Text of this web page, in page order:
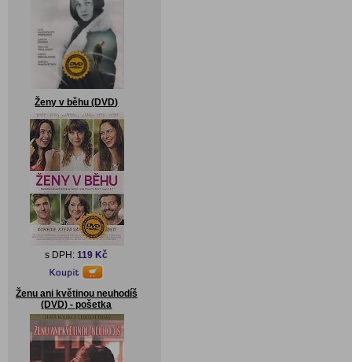
Ženy v běhu (DVD)
s DPH:119 Kč
Ženu ani květinou neuhodíš
(DVD) - pošetka